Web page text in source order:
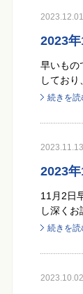
2023.12.01
2023年
早いもの
してお
続きを読
2023.11.13
2023年
11月2日
し深く
続きを読
2023.10.02